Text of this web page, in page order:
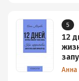
5
12